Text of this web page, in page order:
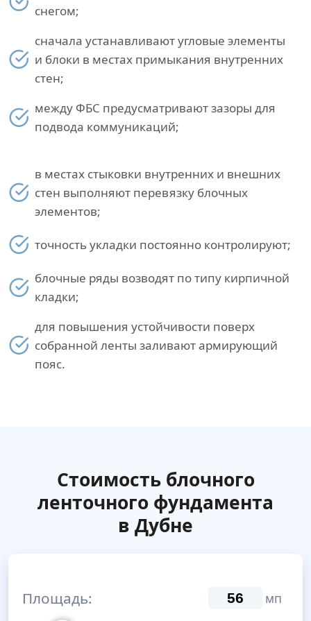
снегом;
сначала устанавливают угловые элементы
и блоки в местах примыкания внутренних
стен;
между ФБС предусматривают зазоры для
подвода коммуникаций;
в местах стыковки внутренних и внешних
стен выполняют перевязку блочных
элементов;
точность укладки постоянно контролируют;
блочные ряды возводят по типу кирпичной
кладки;
для повышения устойчивости поверх
собранной ленты заливают армирующий
пояс.
Стоимость блочного
ленточного фундамента
в Дубне
Площадь: мп